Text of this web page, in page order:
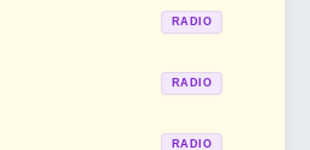
RADIO
RADIO
RADIO